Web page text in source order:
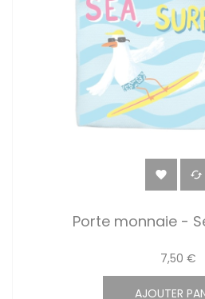
 
Porte monnaie -
7,50 €
AJOUTER